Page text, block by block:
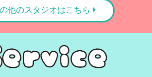
他のスタジオはこちら